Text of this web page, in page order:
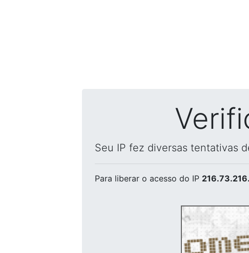
Seu IP fez diversas tentativas
Para liberar o acesso do IP